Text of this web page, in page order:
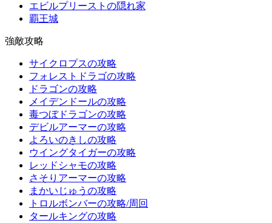
エビルプリーストの隠れ家
覇王城
強敵攻略
サイクロプスの攻略
フォレストドラゴの攻略
ドラゴンの攻略
メイデンドールの攻略
毒つぼドラゴンの攻略
デビルアーマーの攻略
よろいのきしの攻略
ウイングタイガーの攻略
レッドシャモの攻略
さそりアーマーの攻略
まかいじゅうの攻略
トロルボンバーの攻略/周回
タールキングの攻略